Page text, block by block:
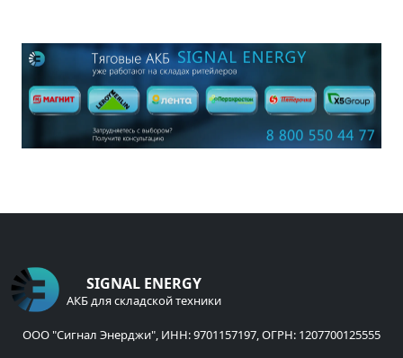
SIGNAL ENERGY
АКБ для складской техники
ООО "Сигнал Энерджи", ИНН: 9701157197, ОГРН: 1207700125555